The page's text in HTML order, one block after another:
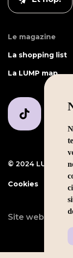
Le magazine
La shopping list
La LUMP map
© 2024 LUMP
Cookies
Site web